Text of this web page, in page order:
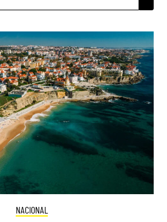
NACIONAL